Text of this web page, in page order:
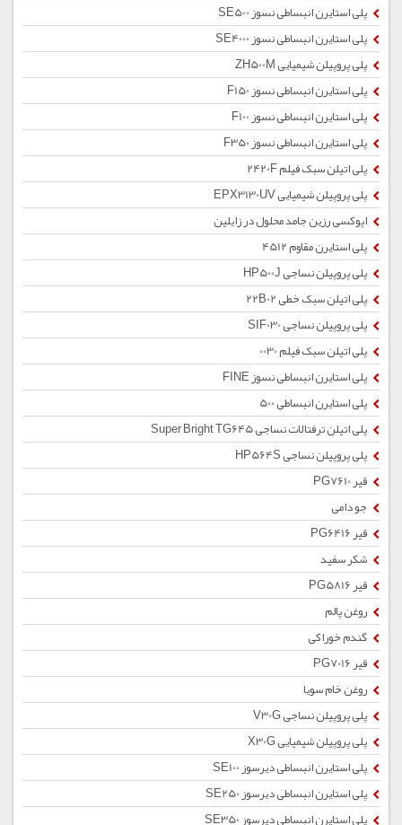
پلی استایرن انبساطی نسوز SE500
پلی استایرن انبساطی نسوز SE4000
پلی پروپیلن شیمیایی ZH500M
پلی استایرن انبساطی نسوز F150
پلی استایرن انبساطی نسوز F100
پلی استایرن انبساطی نسوز F350
پلی اتیلن سبک فیلم 2420F
پلی پروپیلن شیمیایی EPX3130UV
اپوکسی رزین جامد محلول در زایلین
پلی استایرن مقاوم 4512
پلی پروپیلن نساجی HP500J
پلی اتیلن سبک خطی 22B02
پلی پروپیلن نساجی SIF030
پلی اتیلن سبک فیلم 0030
پلی استایرن انبساطی نسوز FINE
پلی استایرن انبساطی 500
پلی اتیلن ترفتالات نساجی Super Bright TG645
پلی پروپیلن نساجی HP564S
قیر PG7610
جو دامی
قیر PG6416
شکر سفید
قیر PG5816
روغن پالم
گندم خوراکی
قیر PG7016
روغن خام سویا
پلی پروپیلن نساجی V30G
پلی پروپیلن شیمیایی X30G
پلی استایرن انبساطی دیرسوز SE100
پلی استایرن انبساطی دیرسوز SE250
پلی استایرن انبساطی دیرسوز SE350